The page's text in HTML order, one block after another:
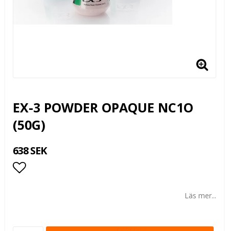
EX-3 POWDER OPAQUE NC1O
(50G)
638 SEK
Läs mer...